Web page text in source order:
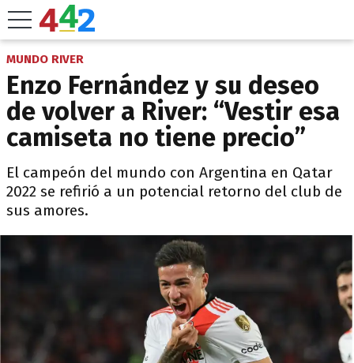
MUNDO RIVER
Enzo Fernández y su deseo
de volver a River: “Vestir esa
camiseta no tiene precio”
El campeón del mundo con Argentina en Qatar
2022 se refirió a un potencial retorno del club de
sus amores.